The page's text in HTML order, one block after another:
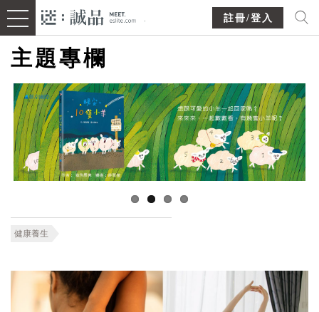
註冊/登入
主題專欄
健康養生